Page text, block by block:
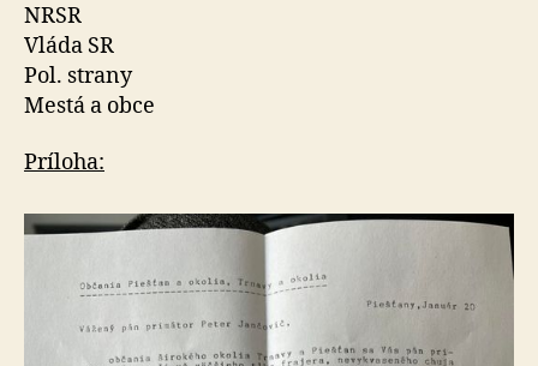
NRSR
Vláda SR
Pol. strany
Mestá a obce
Príloha: